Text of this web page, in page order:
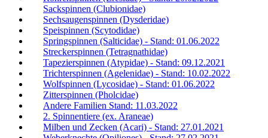
Sackspinnen (Clubionidae)
Sechsaugenspinnen (Dysderidae)
Speispinnen (Scytodidae)
Springspinnen (Salticidae) - Stand: 01.06.2022
Streckerspinnen (Tetragnathidae)
Tapezierspinnen (Atypidae) - Stand: 09.12.2021
Trichterspinnen (Agelenidae) - Stand: 10.02.2022
Wolfspinnen (Lycosidae) - Stand: 01.06.2022
Zitterspinnen (Pholcidae)
Andere Familien Stand: 11.03.2022
2. Spinnentiere (ex. Araneae)
Milben und Zecken (Acari) - Stand: 27.01.2021